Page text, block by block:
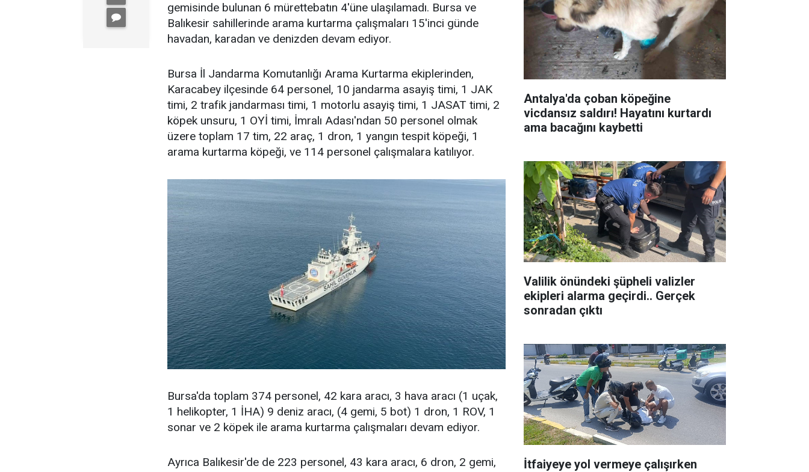
gemisinde bulunan 6 mürettebatın 4'üne ulaşılamadı. Bursa ve
Balıkesir sahillerinde arama kurtarma çalışmaları 15'inci günde
havadan, karadan ve denizden devam ediyor.
Bursa İl Jandarma Komutanlığı Arama Kurtarma ekiplerinden,
Karacabey ilçesinde 64 personel, 10 jandarma asayiş timi, 1 JAK
timi, 2 trafik jandarması timi, 1 motorlu asayiş timi, 1 JASAT timi, 2
köpek unsuru, 1 OYİ timi, İmralı Adası'ndan 50 personel olmak
üzere toplam 17 tim, 22 araç, 1 dron, 1 yangın tespit köpeği, 1
arama kurtarma köpeği, ve 114 personel çalışmalara katılıyor.
Bursa'da toplam 374 personel, 42 kara aracı, 3 hava aracı (1 uçak,
1 helikopter, 1 İHA) 9 deniz aracı, (4 gemi, 5 bot) 1 dron, 1 ROV, 1
sonar ve 2 köpek ile arama kurtarma çalışmaları devam ediyor.
Ayrıca Balıkesir'de de 223 personel, 43 kara aracı, 6 dron, 2 gemi,
Antalya'da çoban köpeğine
vicdansız saldırı! Hayatını kurtardı
ama bacağını kaybetti
Valilik önündeki şüpheli valizler
ekipleri alarma geçirdi.. Gerçek
sonradan çıktı
İtfaiyeye yol vermeye çalışırken